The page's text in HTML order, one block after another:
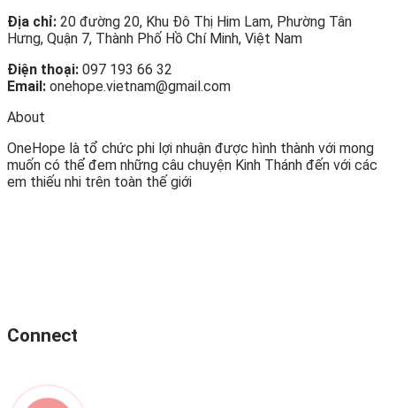
Địa chỉ: 20 đường 20, Khu Đô Thị Him Lam, Phường Tân
Hưng, Quận 7, Thành Phố Hồ Chí Minh, Việt Nam
Điện thoại: 097 193 66 32
Email: onehope.vietnam@gmail.com
About
OneHope là tổ chức phi lợi nhuận được hình thành với mong
muốn có thể đem những câu chuyện Kinh Thánh đến với các
em thiếu nhi trên toàn thế giới
Connect